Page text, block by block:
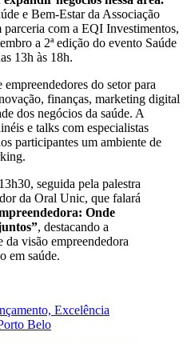
e Bem-Estar da Associação
com a EQI Investimentos,
a 2ª edição do evento Saúde
13h às 18h.
do setor para
finanças, marketing digital
dos negócios da saúde. A
e talks com especialistas
participantes um ambiente de
seguida pela palestra
da Oral Unic, que falará
Onde
, destacando a
visão empreendedora
em saúde.
Excelência
Belo